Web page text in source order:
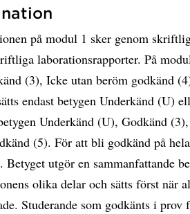
på modul 1 sker genom
laborationsrapporter. På
(3), Icke utan beröm godkänd
endast betygen Underkänd (U)
Underkänd (U), Godkänd
(5). För att bli godkänd på
Betyget utgör en sammanfattande
olika delar och sätts först när
Studerande som godkänts i